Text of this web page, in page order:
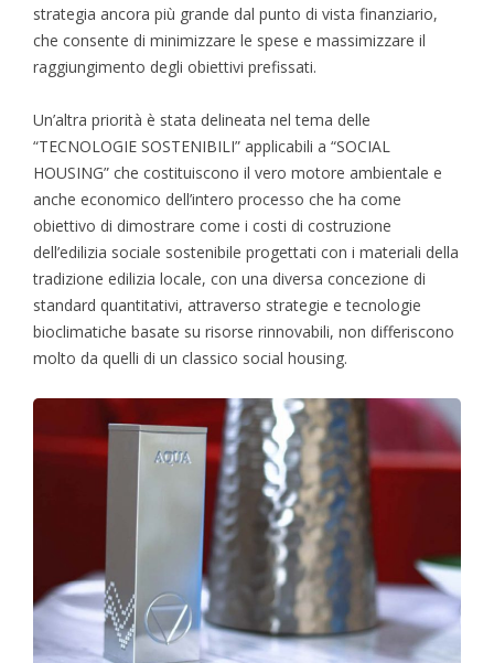
strategia ancora più grande dal punto di vista finanziario,
che consente di minimizzare le spese e massimizzare il
raggiungimento degli obiettivi prefissati.
Un’altra priorità è stata delineata nel tema delle
“TECNOLOGIE SOSTENIBILI” applicabili a “SOCIAL
HOUSING” che costituiscono il vero motore ambientale e
anche economico dell’intero processo che ha come
obiettivo di dimostrare come i costi di costruzione
dell’edilizia sociale sostenibile progettati con i materiali della
tradizione edilizia locale, con una diversa concezione di
standard quantitativi, attraverso strategie e tecnologie
bioclimatiche basate su risorse rinnovabili, non differiscono
molto da quelli di un classico social housing.